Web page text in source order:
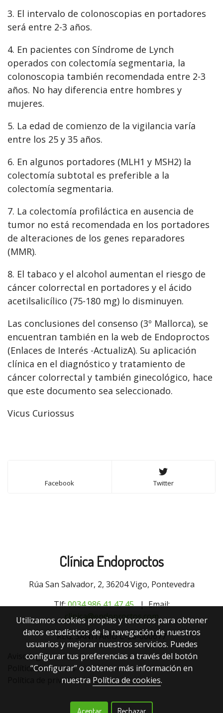
3. El intervalo de colonoscopias en portadores
será entre 2-3 años.
4. En pacientes con Síndrome de Lynch
operados con colectomía segmentaria, la
colonoscopia también recomendada entre 2-3
años. No hay diferencia entre hombres y
mujeres.
5. La edad de comienzo de la vigilancia varía
entre los 25 y 35 años.
6. En algunos portadores (MLH1 y MSH2) la
colectomía subtotal es preferible a la
colectomía segmentaria.
7. La colectomía profiláctica en ausencia de
tumor no está recomendada en los portadores
de alteraciones de los genes reparadores
(MMR).
8. El tabaco y el alcohol aumentan el riesgo de
cáncer colorrectal en portadores y el ácido
acetilsalicílico (75-180 mg) lo disminuyen.
Las conclusiones del consenso (3º Mallorca), se
encuentran también en la web de Endoproctos
(Enlaces de Interés -ActualizA). Su aplicación
clínica en el diagnóstico y tratamiento de
cáncer colorrectal y también ginecológico, hace
que este documento sea seleccionado.
Vicus Curiossus
Facebook Twitter
Clínica Endoproctos
Rúa San Salvador, 2, 36204 Vigo, Pontevedra
Tlf:0034 986 41 47 45| Email:
clinica@endoproctos.com
REG. SANITARIO C-36-000677
Aviso legal
Política de cookies
Política de privacidad
Utilizamos cookies propias y terceros para obtener
datos estadísticos de la navegación de nuestros
usuarios y mejorar nuestros servicios. Puedes
configurar tus preferencias a través del botón
“Configurar” o obtener más información en
nuestra Política de cookies.